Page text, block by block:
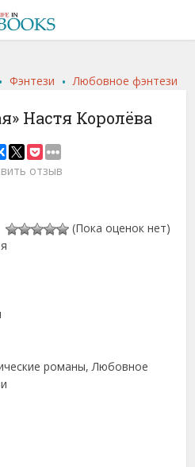
.Фэнтези . Любовное фэнтези
Настя Королёва
отзыв
(Пока оценок нет)
романы, Любовное